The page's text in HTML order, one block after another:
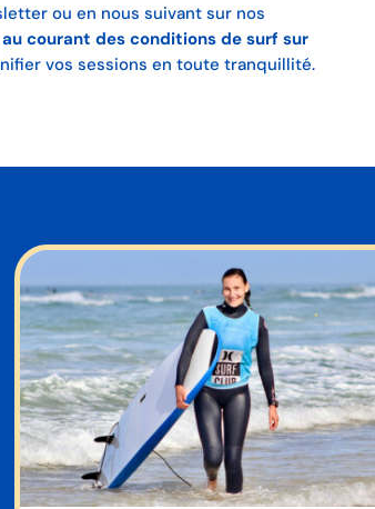
ou en nous suivant sur nos
courant des conditions de surf sur
vos sessions en toute tranquillité.